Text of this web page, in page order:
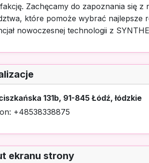
Zachęcamy do zapoznania się
które pomoże wybrać najlepsze
nowoczesnej technologii z
131b, 91-845 Łódź, łódzkie
+48538338875
ekranu strony